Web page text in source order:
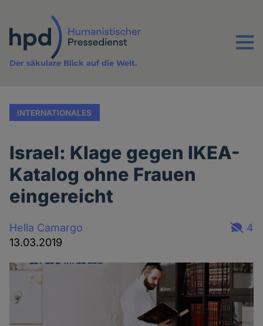
Inhalt
Menu
Der säkulare Blick auf die Welt.
INTERNATIONALES
Israel: Klage gegen IKEA-
Katalog ohne Frauen
eingereicht
Hella Camargo
13.03.2019
4